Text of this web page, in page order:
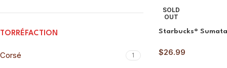
TORRÉFACTION
Corsé 1
SOLD
OUT
Starbucks®
$26.99